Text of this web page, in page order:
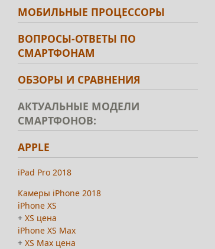
МОБИЛЬНЫЕ ПРОЦЕССОРЫ
ВОПРОСЫ-ОТВЕТЫ ПО
СМАРТФОНАМ
ОБЗОРЫ И СРАВНЕНИЯ
АКТУАЛЬНЫЕ МОДЕЛИ
СМАРТФОНОВ:
APPLE
iPad Pro 2018
Камеры iPhone 2018
iPhone XS
+ XS цена
iPhone XS Max
+ XS Max цена